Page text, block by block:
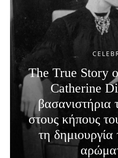
The True Story
Catherine
βασανιστήρια
στους κήπους
τη δημιουργία